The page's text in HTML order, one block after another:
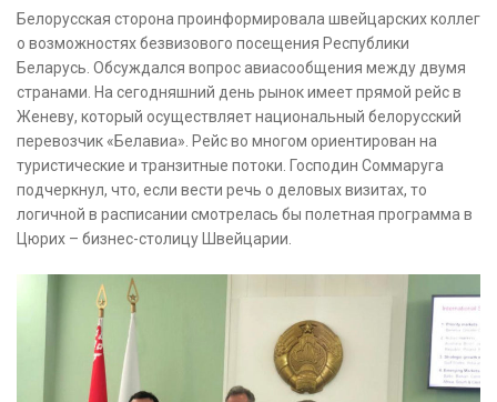
Белорусская сторона проинформировала швейцарских коллег
о возможностях безвизового посещения Республики
Беларусь. Обсуждался вопрос авиасообщения между двумя
странами. На сегодняшний день рынок имеет прямой рейс в
Женеву, который осуществляет национальный белорусский
перевозчик «Белавиа». Рейс во многом ориентирован на
туристические и транзитные потоки. Господин Соммаруга
подчеркнул, что, если вести речь о деловых визитах, то
логичной в расписании смотрелась бы полетная программа в
Цюрих – бизнес-столицу Швейцарии.